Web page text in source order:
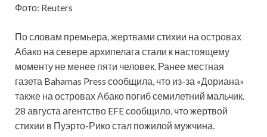
Фото: Reuters
По словам премьера, жертвами стихии на островах
Абако на севере архипелага стали к настоящему
моменту не менее пяти человек. Ранее местная
газета Bahamas Press сообщила, что из-за «Дориана»
также на островах Абако погиб семилетний мальчик.
28 августа агентство EFE сообщило, что жертвой
стихии в Пуэрто-Рико стал пожилой мужчина.